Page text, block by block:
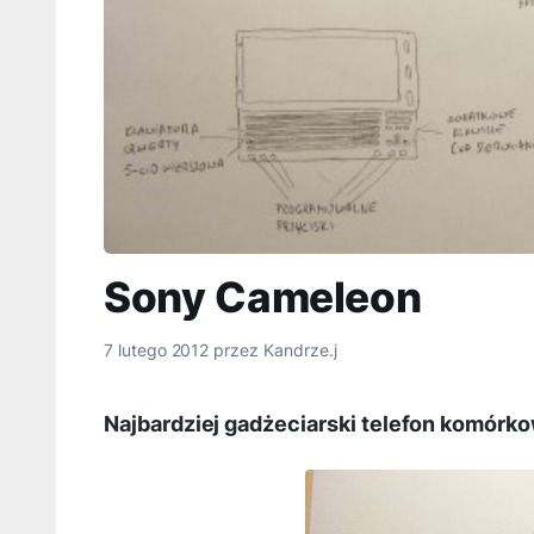
Sony Cameleon
7 lutego 2012 przez Kandrze.j
Najbardziej gadżeciarski telefon